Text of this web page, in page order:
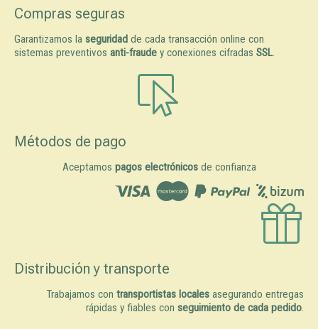
Compras seguras
Garantizamos la seguridad de cada transacción online con
sistemas preventivos anti-fraude y conexiones cifradas SSL.
Métodos de pago
Aceptamos pagos electrónicosde confianza
Distribución y transporte
Trabajamos con transportistas locales asegurando entregas
rápidas y fiables con seguimiento de cada pedido.